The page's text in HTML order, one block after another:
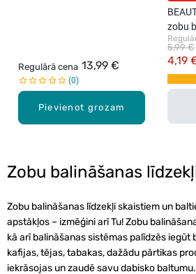
Pievienot grozam
Regulārā cena 13,99 €
0
zobu
4,19
5,99 €
Zobu balināšanas
Zobu balināšanas līdzekļi skaistiem un
apstākļos – izmēģini arī Tu! Zobu
kā arī balināšanas sistēmas palīdzēs iegūt
kafijas, tējas, tabakas, dažādu pārtikas
iekrāsojas un zaudē savu dabisko